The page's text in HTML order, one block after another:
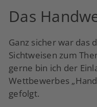
Das
Ganz sicher war das
Sichtweisen zum
gerne bin ich der
Wettbewerbes
gefolgt.